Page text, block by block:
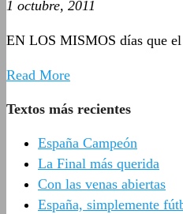
1 octubre, 2011
EN LOS MISMOS días que el
Read More
Textos más recientes
España Campeón
La Final más querida
Con las venas abiertas
España, simplemente